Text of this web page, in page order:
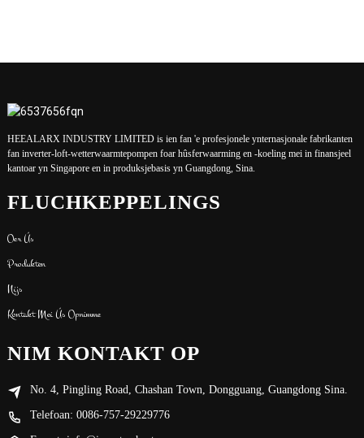
HEEALARX INDUSTRY LIMITED is ien fan 'e profesjonele ynternasjonale fabrikanten
fan inverter-loft-wetterwaarmtepompen foar hûsferwaarming en -koeling mei in finansjeel
kantoar yn Singapore en in produksjebasis yn Guangdong, Sina.
FLUCHKEPPELINGS
Oer Ús
Produkten
Nijs
Kontakt Mei Ús Opnimme
NIM KONTAKT OP
No. 4, Pingling Road, Chashan Town, Dongguang, Guangdong Sina.
Telefoan: 0086-757-29229776